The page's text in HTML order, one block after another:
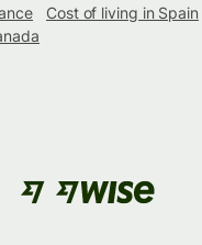
Cost of living in Spain